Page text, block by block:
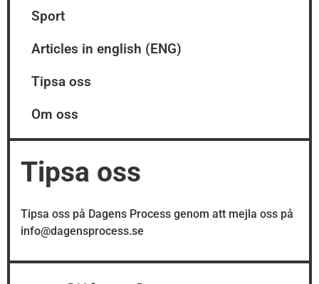
Sport
Articles in english (ENG)
Tipsa oss
Om oss
Tipsa oss
Tipsa oss på Dagens Process genom att mejla oss på
info@dagensprocess.se